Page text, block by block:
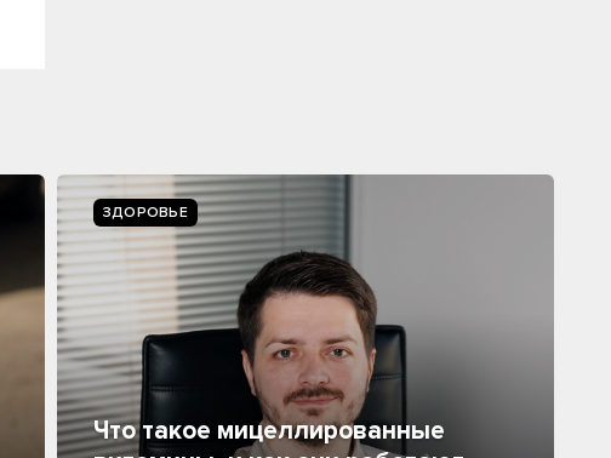
ЗДОРОВЬЕ
Что такое мицеллированные